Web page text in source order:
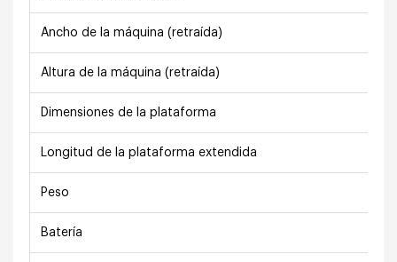
Ancho de la máquina (retraída)
Altura de la máquina (retraída)
Dimensiones de la plataforma
Longitud de la plataforma extendida
Peso
Batería